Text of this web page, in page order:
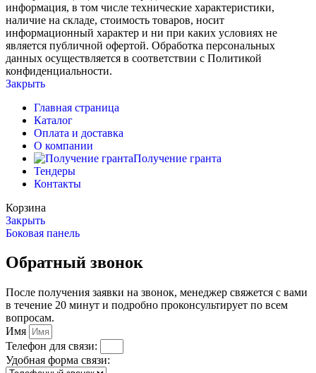
информация, в том числе технические характеристики,
наличие на складе, стоимость товаров, носит
информационный характер и ни при каких условиях не
является публичной офертой. Обработка персональных
данных осуществляется в соответствии с Политикой
конфиденциальности.
Закрыть
Главная страница
Каталог
Оплата и доставка
О компании
Получение гранта
Тендеры
Контакты
Корзина
Закрыть
Боковая панель
Обратный звонок
После получения заявки на звонок, менеджер свяжется с вами
в течение 20 минут и подробно проконсультирует по всем
вопросам.
Имя
Телефон для связи:
Удобная форма связи: